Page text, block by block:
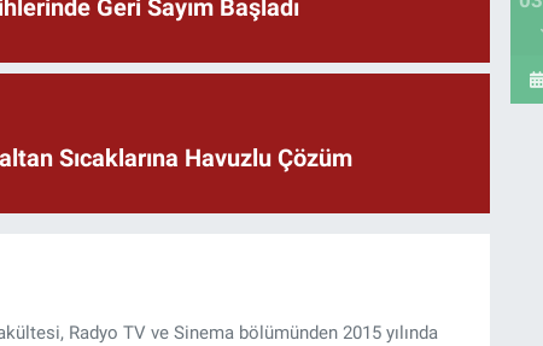
Geri Sayım Başladı
Sıcaklarına Havuzlu Çözüm
Radyo TV ve Sinema bölümünden 2015 yılında